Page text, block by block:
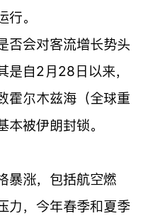
。
否会对客流增长势头
是自2月28日以来，
霍尔木兹海（全球重
被伊朗封锁。
暴涨，包括航空燃
力，今年春季和夏季